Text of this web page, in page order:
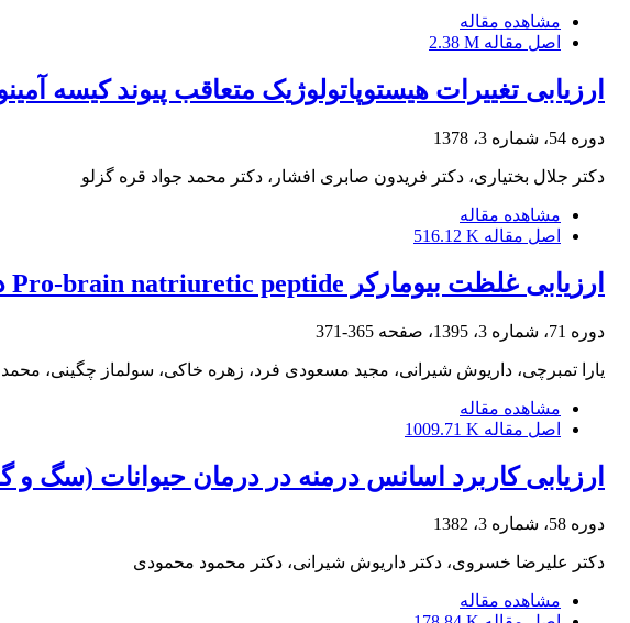
مشاهده مقاله
اصل مقاله 2.38 M
ارزیابی تغییرات هیستوپاتولوژیک متعاقب پیوند کیسه
دوره 54، شماره 3، 1378
دکتر جلال بختیاری، دکتر فریدون صابری افشار، دکتر محمد جواد قره گزلو
مشاهده مقاله
اصل مقاله 516.12 K
ارزیابی غلظت بیومارکر Pro-brain natriuretic peptide در بیماری دریچهای قلبی و تعیین شدت بیماری براساس آن در سگ
دوره 71، شماره 3، 1395، صفحه 365-371
یارا تمبرچی، داریوش شیرانی، مجید مسعودی فرد، زهره خاکی، سولماز چگینی،
مشاهده مقاله
اصل مقاله 1009.71 K
ارزیابی کاربرد اسانس درمنه در درمان حیوانات (سگ و
دوره 58، شماره 3، 1382
دکتر علیرضا خسروی، دکتر داریوش شیرانی، دکتر محمود محمودی
مشاهده مقاله